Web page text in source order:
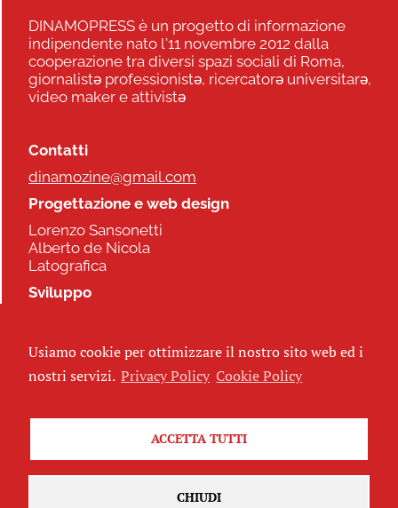
DINAMOPRESS è un progetto di informazione
indipendente nato l'11 novembre 2012 dalla
cooperazione tra diversi spazi sociali di Roma,
giornalistə professionistə, ricercatorə universitarə,
video maker e attivistə
Contatti
dinamozine@gmail.com
Progettazione e web design
Lorenzo Sansonetti
Alberto de Nicola
Latografica
Sviluppo
Seguici
Iscriviti alla newsletter
Usiamo cookie per ottimizzare il nostro sito web ed i
nostri servizi. Privacy Policy Cookie Policy
ACCETTA TUTTI
CHIUDI